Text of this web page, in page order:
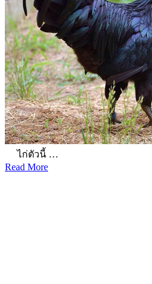
ไก่ตัวนี้ …
Read More